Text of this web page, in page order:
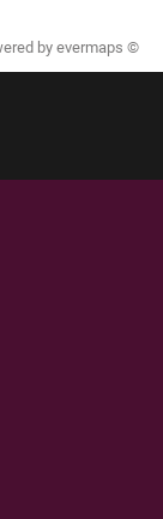
by evermaps ©